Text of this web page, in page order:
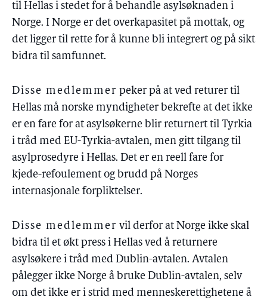
til Hellas i stedet for å behandle asylsøknaden i
Norge. I Norge er det overkapasitet på mottak, og
det ligger til rette for å kunne bli integrert og på sikt
bidra til samfunnet.
Disse medlemmer peker på at ved returer til
Hellas må norske myndigheter bekrefte at det ikke
er en fare for at asylsøkerne blir returnert til Tyrkia
i tråd med EU-Tyrkia-avtalen, men gitt tilgang til
asylprosedyre i Hellas. Det er en reell fare for
kjede-refoulement og brudd på Norges
internasjonale forpliktelser.
Disse medlemmer vil derfor at Norge ikke skal
bidra til et økt press i Hellas ved å returnere
asylsøkere i tråd med Dublin-avtalen. Avtalen
pålegger ikke Norge å bruke Dublin-avtalen, selv
om det ikke er i strid med menneskerettighetene å